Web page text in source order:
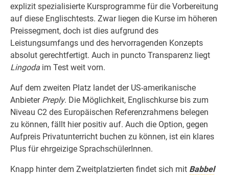
explizit spezialisierte Kursprogramme für die Vorbereitung
auf diese Englischtests. Zwar liegen die Kurse im höheren
Preissegment, doch ist dies aufgrund des
Leistungsumfangs und des hervorragenden Konzepts
absolut gerechtfertigt. Auch in puncto Transparenz liegt
Lingoda im Test weit vorn.
Auf dem zweiten Platz landet der US-amerikanische
Anbieter Preply. Die Möglichkeit, Englischkurse bis zum
Niveau C2 des Europäischen Referenzrahmens belegen
zu können, fällt hier positiv auf. Auch die Option, gegen
Aufpreis Privatunterricht buchen zu können, ist ein klares
Plus für ehrgeizige SprachschülerInnen.
Knapp hinter dem Zweitplatzierten findet sich mit Babbel